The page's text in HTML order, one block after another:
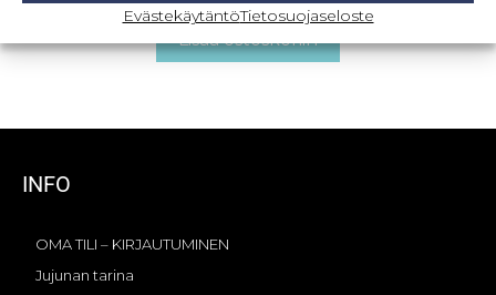
EvästekäytäntöTietosuojaseloste
Lisää ostoskoriin
INFO
OMA TILI – KIRJAUTUMINEN
Jujunan tarina